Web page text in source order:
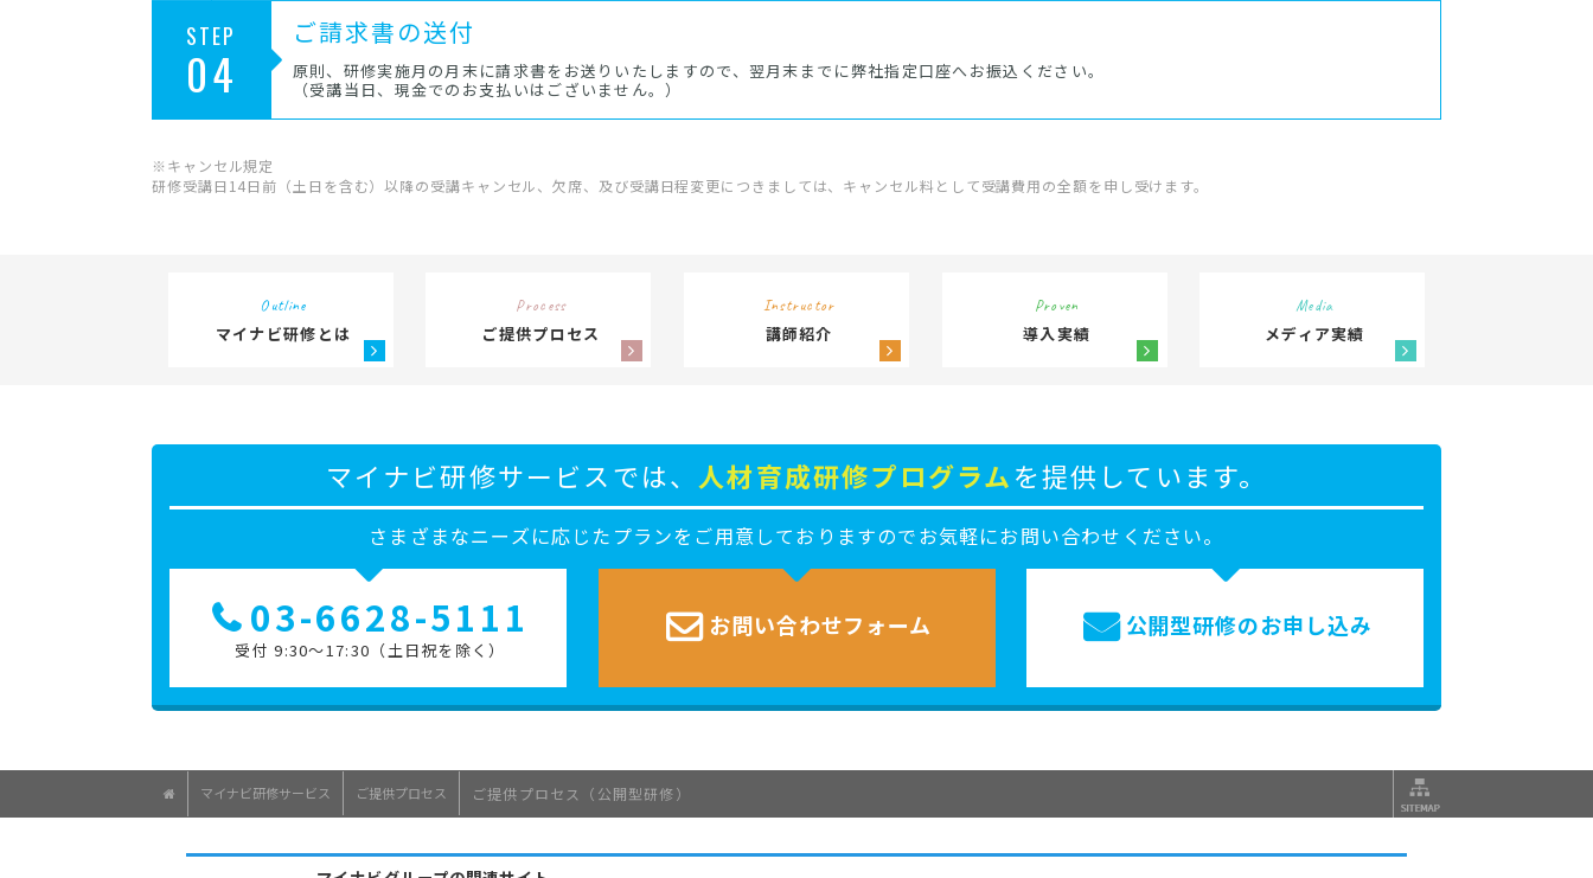
STEP
04
ご請求書の送付
原則、研修実施月の月末に請求書をお送りいたしますので、翌月末までに弊社指定口座へお振込ください。
（受講当日、現金でのお支払いはございません。）
※キャンセル規定
研修受講日14日前（土日を含む）以降の受講キャンセル、欠席、及び受講日程変更につきましては、キャンセル料として受講費用の全額を申し受けます。
Outline
マイナビ研修とは
Process
ご提供プロセス
Instructor
講師紹介
Proven
導入実績
Media
メディア実績
マイナビ研修サービスでは、 人材育成研修プログラムを提供しています。
さまざまなニーズに応じたプランをご用意しておりますのでお気軽にお問い合わせください。
03-6628-5111
受付 9:30～17:30（土日祝を除く）
お問い合わせフォーム 公開型研修のお申し込み
マイナビ研修サービス ご提供プロセス ご提供プロセス（公開型研修）